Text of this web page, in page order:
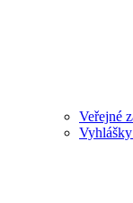
Veřejné